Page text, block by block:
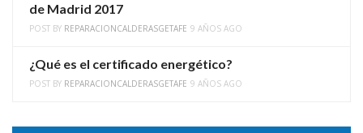
de Madrid 2017
POST BY REPARACIONCALDERASGETAFE 9 AÑOS AGO
¿Qué es el certificado energético?
POST BY REPARACIONCALDERASGETAFE 9 AÑOS AGO